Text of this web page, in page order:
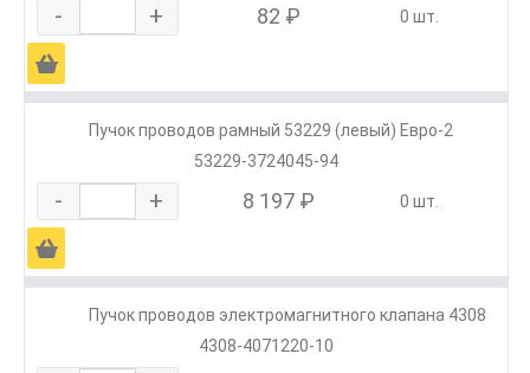
- + 82 ₽ 0 шт.
Ä
Пучок проводов рамный 53229 (левый) Евро-2
53229-3724045-94
- + 8 197 ₽ 0 шт.
Ä
Пучок проводов электромагнитного клапана 4308
4308-4071220-10